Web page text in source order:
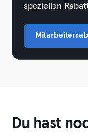
speziellen
Du hast